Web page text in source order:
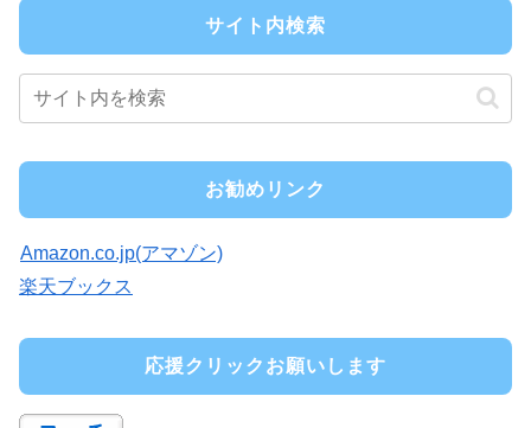
サイト内検索
お勧めリンク
Amazon.co.jp(アマゾン)
楽天ブックス
応援クリックお願いします